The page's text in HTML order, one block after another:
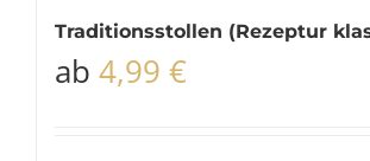
Traditionsstollen (Rezeptur
ab 4,99 €